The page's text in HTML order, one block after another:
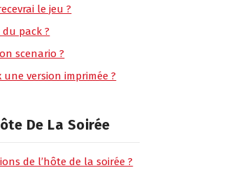
le jeu ?
pack ?
scenario ?
une version imprimée ?
De La Soirée
de l’hôte de la soirée ?